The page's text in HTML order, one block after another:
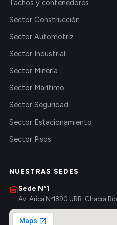
Tachos y contenedores
Sector Construcción
Sector Automotriz
Sector Industrial
Sector Minería
Sector Marítimo
Sector Seguridad
Sector Estacionamiento
Sector Pisos
NUESTRAS SEDES
Sede Nº1
Av. Arica Nº1890 URB. Chacra